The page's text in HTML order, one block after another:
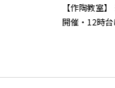
【作陶教室
開催・12時